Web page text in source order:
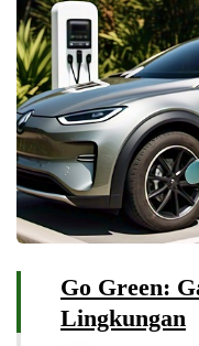
Go Green:
Lingkungan